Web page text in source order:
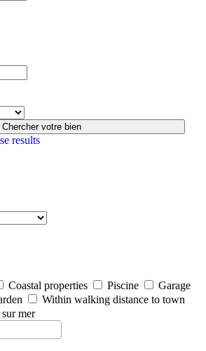
Chercher votre bien
results
Coastal properties Piscine
Garage
Within walking distance to town
mer